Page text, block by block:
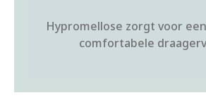
Hypromellose zorgt voor
comfortabele